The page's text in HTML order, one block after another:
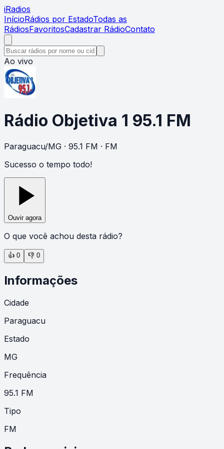
iRadios
InícioRádios por EstadoTodas as
RádiosFavoritosCadastrar RádioContato
Ao vivo
Rádio Objetiva 1 95.1 FM
Paraguacu/MG · 95.1 FM · FM
Sucesso o tempo todo!
Ouvir agora
O que você achou desta rádio?
👍 0 👎 0
Informações
Cidade
Paraguacu
Estado
MG
Frequência
95.1 FM
Tipo
FM